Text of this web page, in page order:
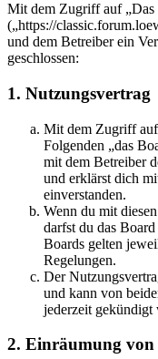
Mit dem Zugriff auf
(„https://
und dem Betreiber ein
geschlossen:
1. Nutzungsvertrag
Mit dem Zugriff
Folgenden „das
mit dem Betreiber
und erklärst dich
einverstanden.
Wenn du mit
darfst du das
Boards gelten
Regelungen.
Der
und kann von
jederzeit gekündigt
2. Einräumung von